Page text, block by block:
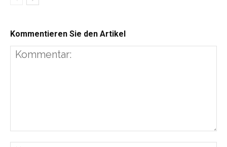
Kommentieren Sie den Artikel